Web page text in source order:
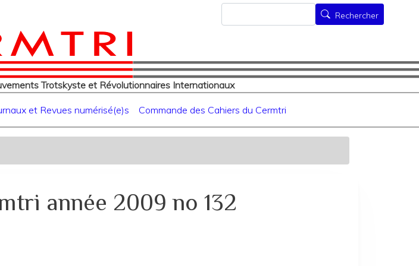
contenu
principal
Trotskyste et Révolutionnaires Internationaux
Rechercher
Rechercher
et Revues numérisé(e)s Commande des Cahiers du Cermtri
année 2009 no 132